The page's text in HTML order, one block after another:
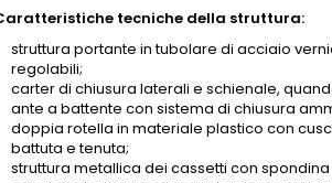
tecniche della struttura:
struttura portante in tubolare di acciaio
regolabili;
carter di chiusura laterali e schienale,
ante a battente con sistema di chiusura
doppia rotella in materiale plastico con
battuta e tenuta;
struttura metallica dei cassetti con